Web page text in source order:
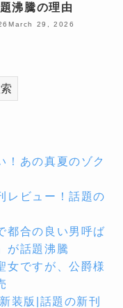
沸騰の理由
March 29, 2026
！あの真夏のゾク
レビュー！話題の
都合の良い男呼ば
が話題沸騰
女ですが、公爵様
装版|話題の新刊